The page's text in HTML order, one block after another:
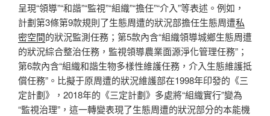
呈現“領導”“和諧”“監視”“組織”“擔任”“介入”等表述。例如，
計劃第3條第9款規則了生態周遭的狀況部擔任生態周遭私
密空間的狀況監測任務；第5款內含“組織領導城鄉生態周遭
的狀況綜合整治任務，監視領導農業面源淨化管理任務”；
第6款內含“組織和諧生物多樣性維護任務，介入生態維護抵
償任務”。比擬于原周遭的狀況維護部在1998年印發的《三
定計劃》，2018年的《三定計劃》多處將“組織實行”變為
“監視治理”，這一轉變表現了生態周遭的狀況部分的本能機